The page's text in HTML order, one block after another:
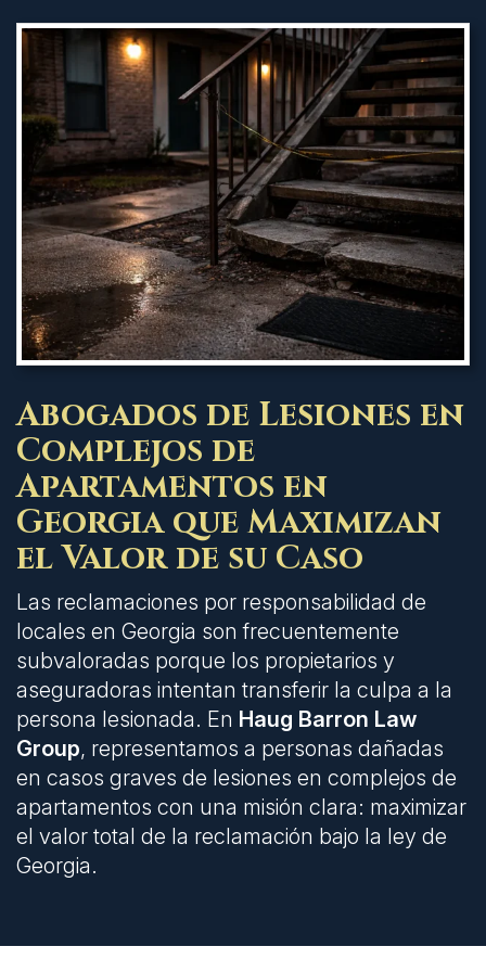
Abogados de Lesiones en
Complejos de
Apartamentos en
Georgia que Maximizan
el Valor de su Caso
Las reclamaciones por responsabilidad de
locales en Georgia son frecuentemente
subvaloradas porque los propietarios y
aseguradoras intentan transferir la culpa a la
persona lesionada. En Haug Barron Law
Group, representamos a personas dañadas
en casos graves de lesiones en complejos de
apartamentos con una misión clara: maximizar
el valor total de la reclamación bajo la ley de
Georgia.